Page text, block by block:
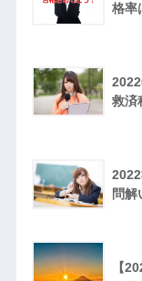
格率
救済
問解
【